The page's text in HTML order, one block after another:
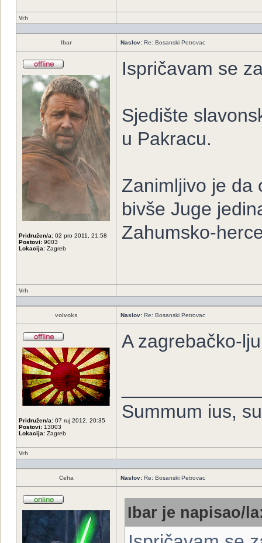
Vrh
Ibar Naslov: Re: Bosanski Petrovac
Pridružen/a: 02 pro 2011, 21:58
Postovi: 9003
Lokacija: Zagreb
Ispričavam se
Sjedište
u Pakracu.
Zanimljivo je da
bivše Juge
Zahumsko-
Vrh
volvoks Naslov: Re: Bosanski Petrovac
Pridružen/a: 07 ruj 2012, 20:35
Postovi: 13003
Lokacija: Zagreb
A zagrebačko-
Summum ius,
Vrh
Ceha Naslov: Re: Bosanski Petrovac
Ibar je napisao/